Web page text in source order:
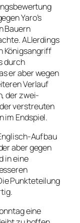
Yaro’s
Bauern
ALlerdings
Königsangriff
durch
er aber wegen
Verlauf
der zwei-
verstreuten
im Endspiel.
Aufbau
aber gegen
in eine
Punkteteilung
eine